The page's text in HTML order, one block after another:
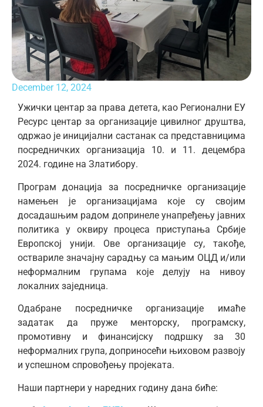
December 12, 2024
Ужички центар за права детета, као Регионални ЕУ
Ресурс центар за организације цивилног друштва,
одржао је иницијални састанак са представницима
посредничких организација 10. и 11. децембра
2024. године на Златибору.
Програм донација за посредничке организације
намењен је организацијама које су својим
досадашњим радом допринеле унапређењу јавних
политика у оквиру процеса приступања Србије
Европској унији. Ове организације су, такође,
оствариле значајну сарадњу са мањим ОЦД и/или
неформалним групама које делују на нивоу
локалних заједница.
Одабране посредничке организације имаће
задатак да пруже менторску, програмску,
промотивну и финансијску подршку за 30
неформалних група, доприносећи њиховом развоју
и успешном спровођењу пројеката.
Наши партнери у наредних годину дана биће: